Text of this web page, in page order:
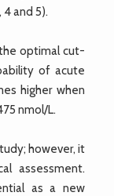
and 5).
optimal cut-
of acute
higher when
nmol/L.
however, it
assessment.
as a new